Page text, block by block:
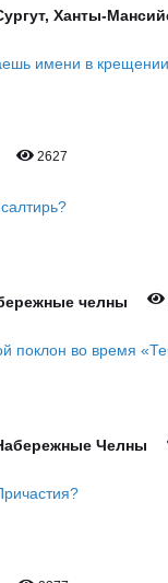
Ханты-
имени в
2627
челны
поклон во время
Челны